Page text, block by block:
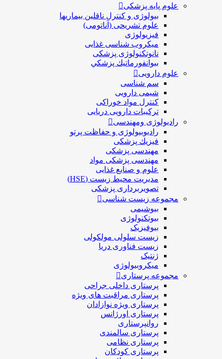
علوم پایه پزشکی
بیولوژی و کنترل ناقلین بیماریها
علوم تشریحی (آناتومی)
فیزیولوژی
ميكروب شناسی غذایی
نانوتکنولوژی پزشکی
بيوانفورماتيك پزشكي
علوم دارویی
سم شناسی
شیمی دارویی
کنترل مواد خوراکی
ترکیبات دارویی دریایی
رادیولوژی ومهندسی
رادیوبیولوژی و حفاظت پرتو
فيزيك پزشکی
مهندسی پزشکی
مهندسی پزشکی مواد
علوم و صنايع غذایی
مدیریت محیط زیست (HSE)
تصویربرداری پزشکی
مجموعه زیست شناسی
بیوشیمی
بیوتکنولوژی
بیوفیزیک
زیست سلولی مولکولی
زیست فناوری دریا
ژنتیک
میکروبیولوژی
مجموعه پرستاری
پرستاری داخلی جراحی
پرستاری مراقبت های ويژه
پرستاری ويژه نوازادان
پرستاری اورژانس
روانپرستاری
پرستاری سالمندی
پرستاری نظامی
پرستاری کودکان